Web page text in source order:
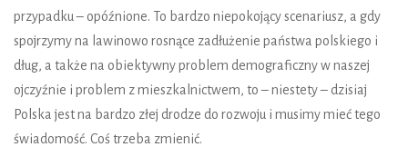
przypadku – opóźnione. To bardzo niepokojący scenariusz, a gdy
spojrzymy na lawinowo rosnące zadłużenie państwa polskiego i
dług, a także na obiektywny problem demograficzny w naszej
ojczyźnie i problem z mieszkalnictwem, to – niestety – dzisiaj
Polska jest na bardzo złej drodze do rozwoju i musimy mieć tego
świadomość. Coś trzeba zmienić.